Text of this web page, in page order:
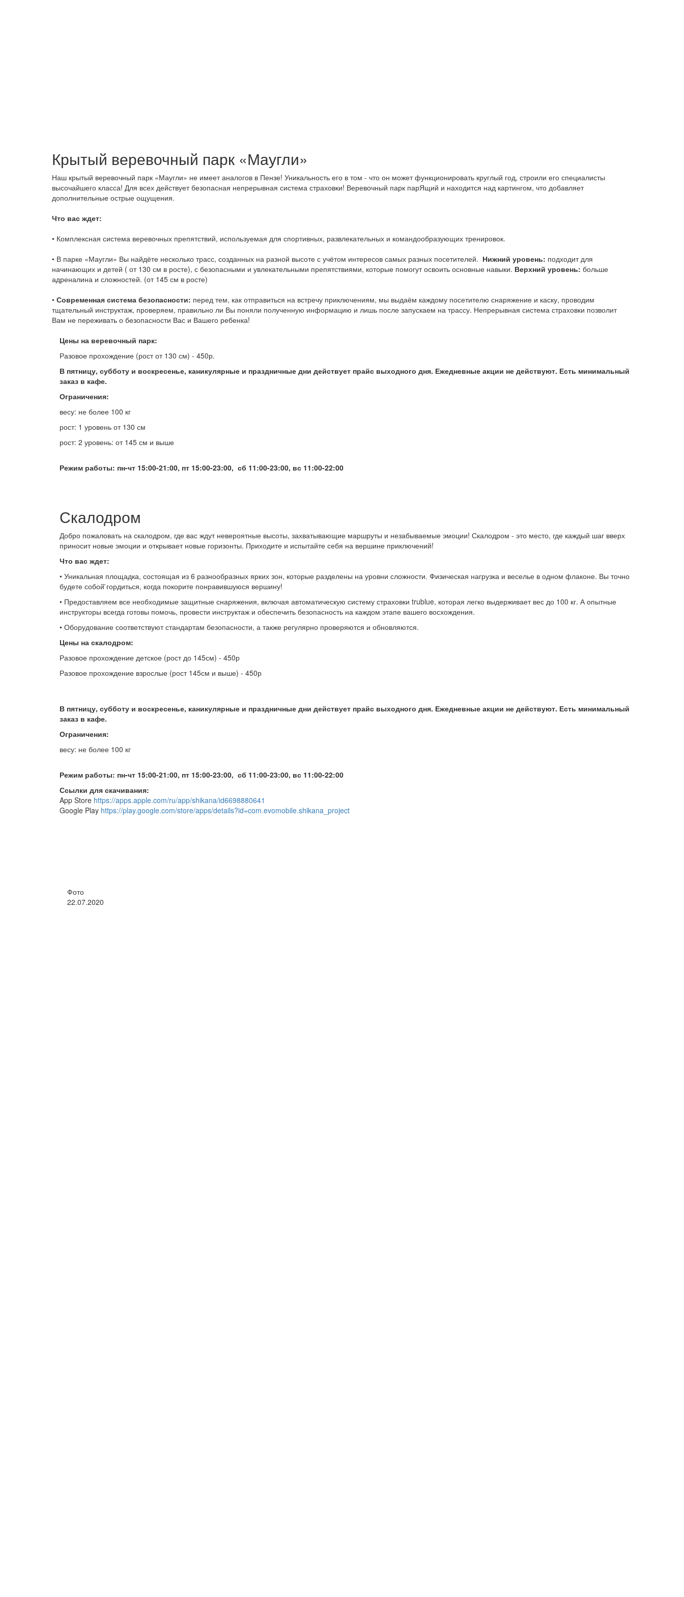
Крытый веревочный парк «Маугли»
Наш крытый веревочный парк «Маугли» не имеет аналогов в Пензе! Уникальность его в том - что он может функционировать круглый год, строили его специалисты
высочайшего класса! Для всех действует безопасная непрерывная система страховки! Веревочный парк парЯщий и находится над картингом, что добавляет
дополнительные острые ощущения.
Что вас ждет:
• Комплексная система веревочных препятствий, используемая для спортивных, развлекательных и командообразующих тренировок.
• В парке «Маугли» Вы найдёте несколько трасс, созданных на разной высоте с учётом интересов самых разных посетителей. Нижний уровень: подходит для
начинающих и детей ( от 130 см в росте), с безопасными и увлекательными препятствиями, которые помогут освоить основные навыки. Верхний уровень: больше
адреналина и сложностей. (от 145 см в росте)
• Современная система безопасности: перед тем, как отправиться на встречу приключениям, мы выдаём каждому посетителю снаряжение и каску, проводим
тщательный инструктаж, проверяем, правильно ли Вы поняли полученную информацию и лишь после запускаем на трассу. Непрерывная система страховки позволит
Вам не переживать о безопасности Вас и Вашего ребенка!
Цены на веревочный парк:
Разовое прохождение (рост от 130 см) - 450р.
В пятницу, субботу и воскресенье, каникулярные и праздничные дни действует прайс выходного дня. Ежедневные акции не действуют. Есть минимальный
заказ в кафе.
Ограничения:
весу: не более 100 кг
рост: 1 уровень от 130 см
рост: 2 уровень: от 145 см и выше
Режим работы: пн-чт 15:00-21:00, пт 15:00-23:00, сб 11:00-23:00, вс 11:00-22:00
Скалодром
Добро пожаловать на скалодром, где вас ждут невероятные высоты, захватывающие маршруты и незабываемые эмоции! Скалодром - это место, где каждый шаг вверх
приносит новые эмоции и открывает новые горизонты. Приходите и испытайте себя на вершине приключений!
Что вас ждет:
• Уникальная площадка, состоящая из 6 разнообразных ярких зон, которые разделены на уровни сложности. Физическая нагрузка и веселье в одном флаконе. Вы точно
будете собой̆ гордиться, когда покорите понравившуюся вершину!
• Предоставляем все необходимые защитные снаряжения, включая автоматическую систему страховки trublue, которая легко выдерживает вес до 100 кг. А опытные
инструкторы всегда готовы помочь, провести инструктаж и обеспечить безопасность на каждом этапе вашего восхождения.
• Оборудование соответствуют стандартам безопасности, а также регулярно проверяются и обновляются.
Цены на скалодром:
Разовое прохождение детское (рост до 145см) - 450р
Разовое прохождение взрослые (рост 145см и выше) - 450р
В пятницу, субботу и воскресенье, каникулярные и праздничные дни действует прайс выходного дня. Ежедневные акции не действуют. Есть минимальный
заказ в кафе.
Ограничения:
весу: не более 100 кг
Режим работы: пн-чт 15:00-21:00, пт 15:00-23:00, сб 11:00-23:00, вс 11:00-22:00
Ссылки для скачивания:
App Store https://apps.apple.com/ru/app/shikana/id6698880641
Google Play https://play.google.com/store/apps/details?id=com.evomobile.shikana_project
Фото
22.07.2020